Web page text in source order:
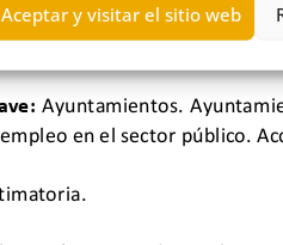
Aceptar y visitar el sitio web